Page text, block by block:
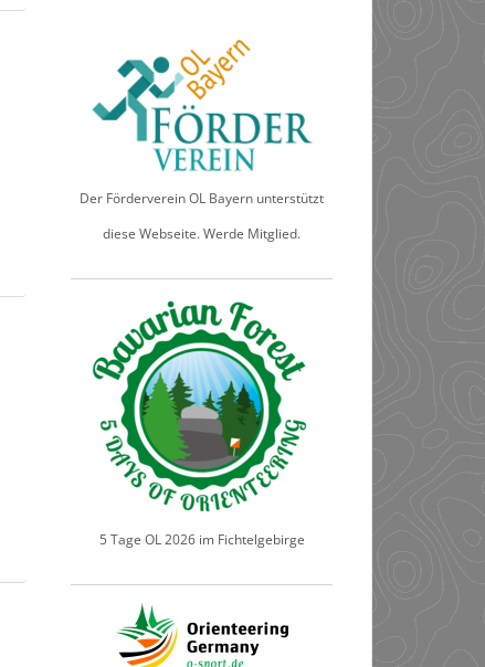
Der Förderverein OL Bayern unterstützt
diese Webseite. Werde Mitglied.
5 Tage OL 2026 im Fichtelgebirge